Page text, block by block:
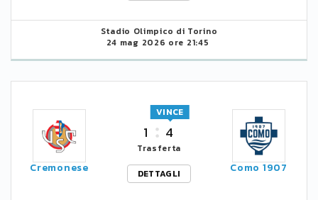
Stadio Olimpico di Torino
24 mag 2026 ore 21:45
Cremonese
1 4
VINCE
Trasferta
DETTAGLI
Como 1907